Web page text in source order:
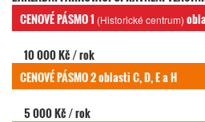
CENOVÉ PÁSMO 1 (Historické centrum)
10 000 Kč / rok
CENOVÉ PÁSMO 2 oblasti C, D, E a H
5 000 Kč / rok